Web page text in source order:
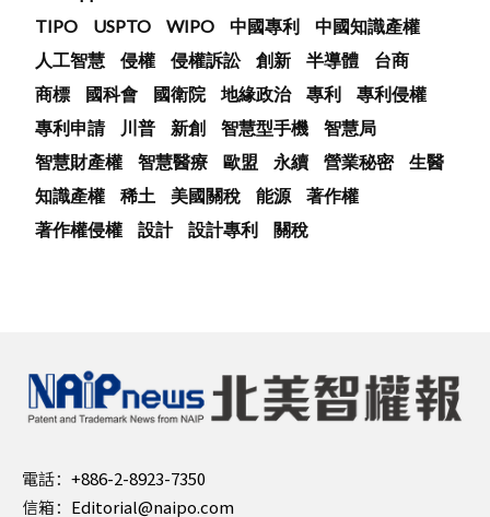
TIPO
USPTO WIPO 中國專利
中國知識產權
人工智慧
侵權 侵權訴訟 創新 半導體
台商
商標
國科會 國衛院 地緣政治 專利
專利侵權
專利申請
川普 新創 智慧型手機
智慧局
智慧財產權
智慧醫療 歐盟 永續 營業秘密
生醫
知識產權
稀土 美國關稅 能源
著作權
著作權侵權
設計 設計專利 關稅
電話： +886-2-8923-7350
信箱： Editorial@naipo.com